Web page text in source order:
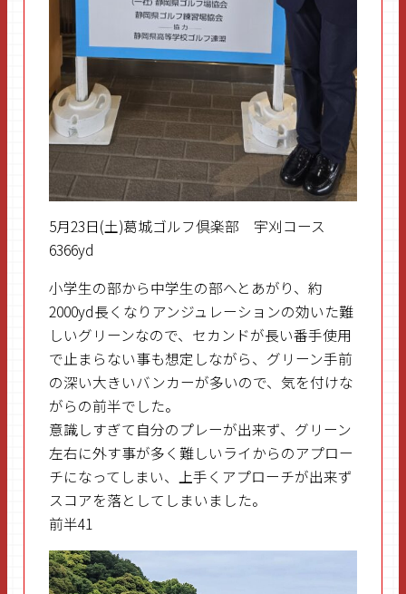
5月23日(土)葛城ゴルフ倶楽部 宇刈コース
6366yd
小学生の部から中学生の部へとあがり、約
2000yd長くなりアンジュレーションの効いた難
しいグリーンなので、セカンドが長い番手使用
で止まらない事も想定しながら、グリーン手前
の深い大きいバンカーが多いので、気を付けな
がらの前半でした。
意識しすぎて自分のプレーが出来ず、グリーン
左右に外す事が多く難しいライからのアプロー
チになってしまい、上手くアプローチが出来ず
スコアを落としてしまいました。
前半41